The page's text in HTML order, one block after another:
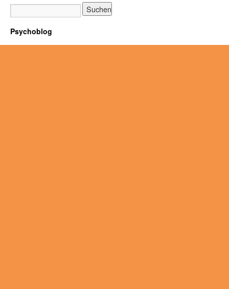
Psychoblog